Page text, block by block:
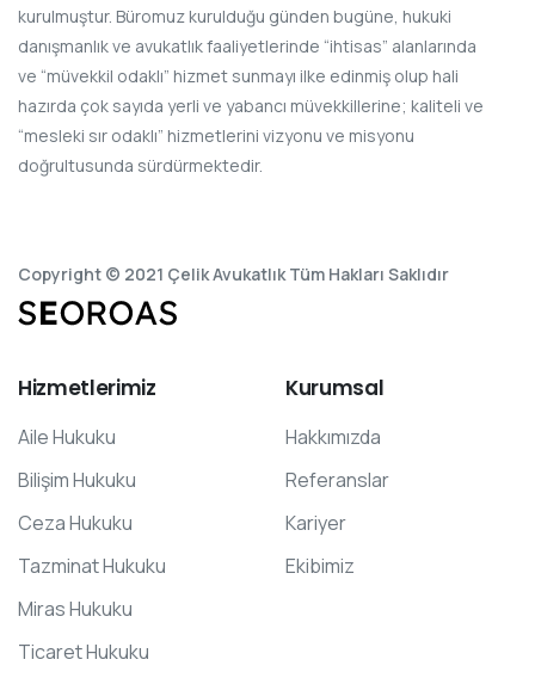
kurulmuştur. Büromuz kurulduğu günden bugüne, hukuki
danışmanlık ve avukatlık faaliyetlerinde “ihtisas” alanlarında
ve “müvekkil odaklı” hizmet sunmayı ilke edinmiş olup hali
hazırda çok sayıda yerli ve yabancı müvekkillerine; kaliteli ve
“mesleki sır odaklı” hizmetlerini vizyonu ve misyonu
doğrultusunda sürdürmektedir.
Copyright © 2021 Çelik Avukatlık Tüm Hakları Saklıdır
Hizmetlerimiz
Aile Hukuku
Bilişim Hukuku
Ceza Hukuku
Tazminat Hukuku
Miras Hukuku
Ticaret Hukuku
Kurumsal
Hakkımızda
Referanslar
Kariyer
Ekibimiz